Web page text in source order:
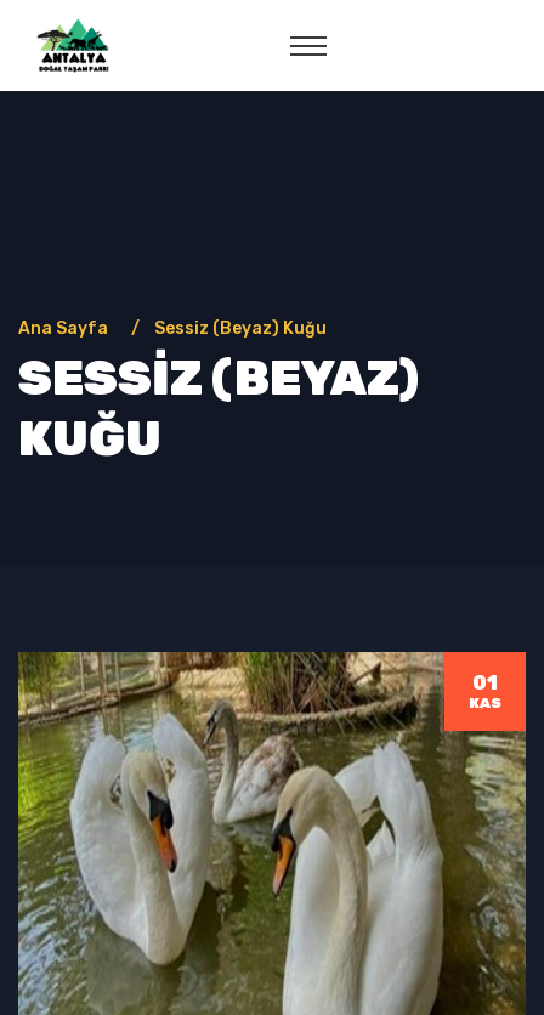
Ana Sayfa Sessiz (Beyaz) Kuğu
SESSIZ (BEYAZ)
KUĞU
01
KAS